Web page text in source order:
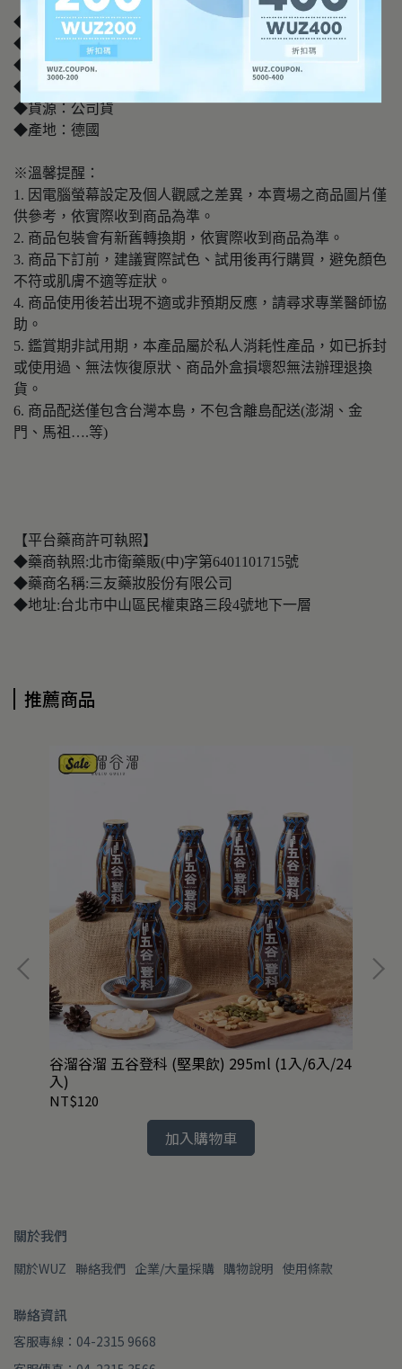
◆品牌名稱：▲莫凡彼
◆品名：▲莫凡彼金牌原味即溶咖啡100g
◆容量/規格：100g
◆保存期限：6個月(以商品標籤為主)
◆貨源：公司貨
◆產地：德國
※溫馨提醒：
1. 因電腦螢幕設定及個人觀感之差異，本賣場之商品圖片僅
供參考，依實際收到商品為準。
2. 商品包裝會有新舊轉換期，依實際收到商品為準。
3. 商品下訂前，建議實際試色、試用後再行購買，避免顏色
不符或肌膚不適等症狀。
4. 商品使用後若出現不適或非預期反應，請尋求專業醫師協
助。
5. 鑑賞期非試用期，本產品屬於私人消耗性產品，如已拆封
或使用過、無法恢復原狀、商品外盒損壞恕無法辦理退換
貨。
6. 商品配送僅包含台灣本島，不包含離島配送(澎湖、金
門、馬祖….等)
【平台藥商許可執照】
◆藥商執照:北市衛藥販(中)字第6401101715號
◆藥商名稱:三友藥妝股份有限公司
◆地址:台北市中山區民權東路三段4號地下一層
推薦商品
谷溜谷溜 五谷登科 (堅果飲) 295ml (1入/6入/24
入)
NT$120
加入購物車
關於我們
關於WUZ 聯絡我們 企業/大量採購 購物說明 使用條款
聯絡資訊
客服專線：04-2315 9668